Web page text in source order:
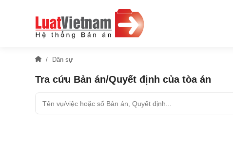
Dân sự
Tra cứu Bản án/Quyết định của tòa án